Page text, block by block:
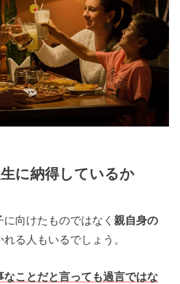
に納得しているか
向けたものではなく親自身の
る人もいるでしょう。
なことだと言っても過言ではな